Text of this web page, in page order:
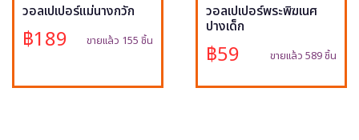
วอลเปเปอร์แม่นางกวัก
฿189 ขายแล้ว 155 ชิ้น
วอลเปเปอร์พระพิฆเนศ
ปางเด็ก
฿59 ขายแล้ว 589 ชิ้น